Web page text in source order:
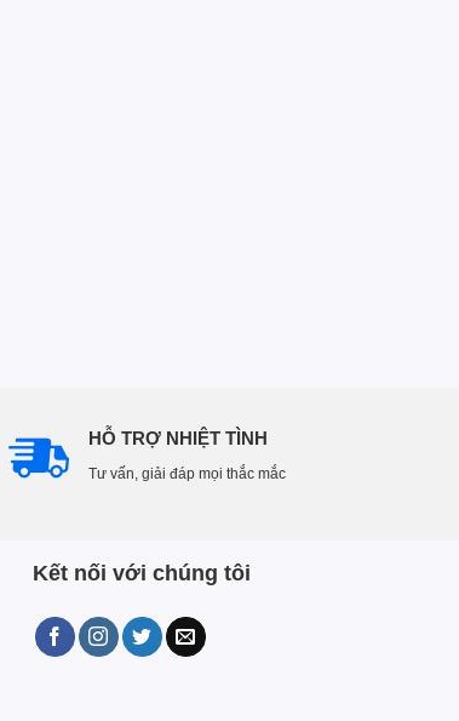
HỖ TRỢ NHIỆT TÌNH
Tư vấn, giải đáp mọi thắc mắc
Kết nối với chúng tôi